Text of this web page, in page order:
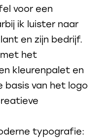
voor een
ik luister naar
en zijn bedrijf.
met het
kleurenpalet en
basis van het logo
typografie: